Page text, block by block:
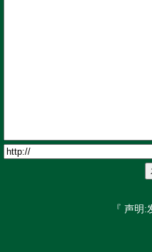
『 声明